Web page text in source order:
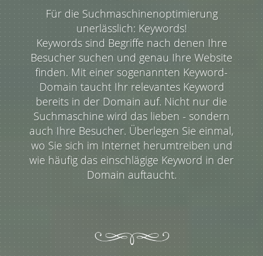
Für die Suchmaschinenoptimierung
unerlässlich: Keywords!
Keywords sind Begriffe nach denen Ihre
Besucher suchen und genau Ihre Website
finden. Mit einer sogenannten Keyword-
Domain taucht Ihr relevantes Keyword
bereits in der Domain auf. Nicht nur die
Suchmaschine wird das lieben - sondern
auch Ihre Besucher. Überlegen Sie einmal,
wo Sie sich im Internet herumtreiben und
wie häufig das einschlägige Keyword in der
Domain auftaucht.